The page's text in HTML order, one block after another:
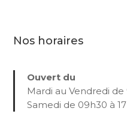
Nos horaires
Ouvert du
Mardi au Vendredi de
Samedi de 09h30 à